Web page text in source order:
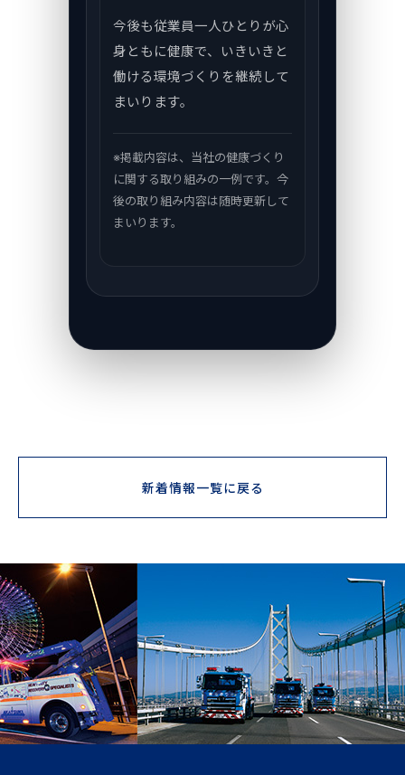
今後も従業員一人ひとりが心
身ともに健康で、いきいきと
働ける環境づくりを継続して
まいります。
※掲載内容は、当社の健康づくり
に関する取り組みの一例です。今
後の取り組み内容は随時更新して
まいります。
新着情報一覧に戻る